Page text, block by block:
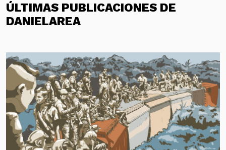
ÚLTIMAS PUBLICACIONES DE
DANIELAREA